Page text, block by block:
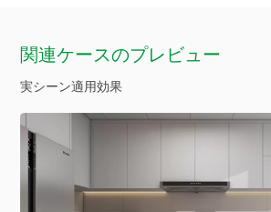
関連ケースのプレビュー
実シーン適用効果